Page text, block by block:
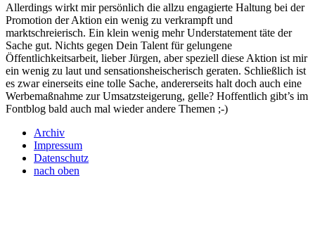
Allerdings wirkt mir persönlich die allzu engagierte Haltung bei der
Promotion der Aktion ein wenig zu verkrampft und
marktschreierisch. Ein klein wenig mehr Understatement täte der
Sache gut. Nichts gegen Dein Talent für gelungene
Öffentlichkeitsarbeit, lieber Jürgen, aber speziell diese Aktion ist mir
ein wenig zu laut und sensationsheischerisch geraten. Schließlich ist
es zwar einerseits eine tolle Sache, andererseits halt doch auch eine
Werbemaßnahme zur Umsatzsteigerung, gelle? Hoffentlich gibt’s im
Fontblog bald auch mal wieder andere Themen ;-)
Archiv
Impressum
Datenschutz
nach oben